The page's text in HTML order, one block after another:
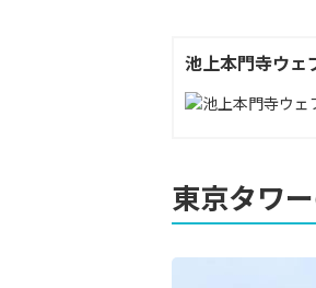
池上本門寺ウェ
東京タワ